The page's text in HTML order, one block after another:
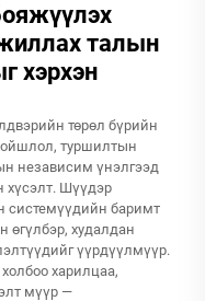
талын
хэрхэн
төрөл бүрийн
туршилтын
независим үнэлгээд
хүсэлт. Шүүдэр
системүүдийн баримт
өгүлбэр, худалдан
үүрдүүлмүүр.
харилцаа,
мүүр —